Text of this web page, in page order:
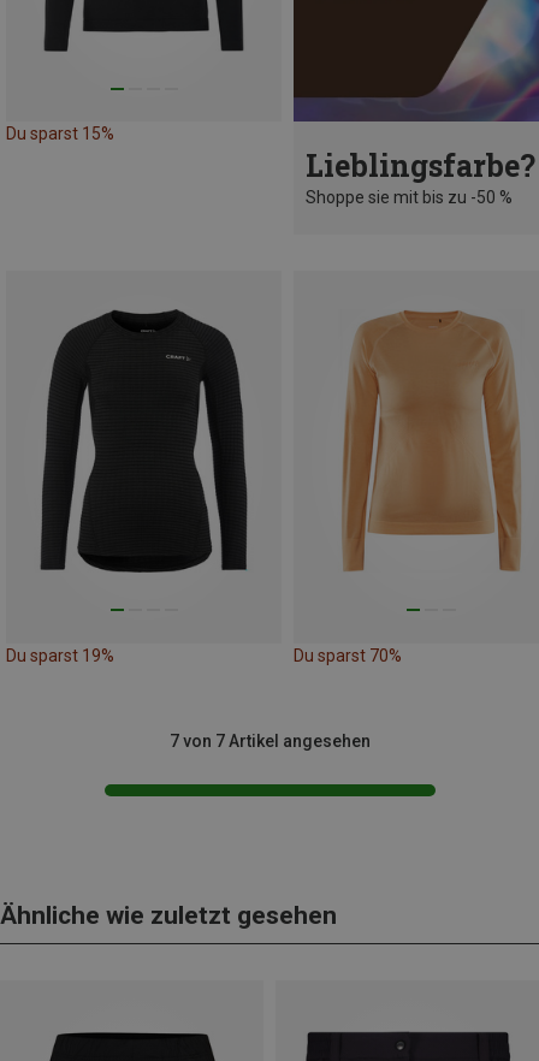
Du sparst 15%
Lieblingsfarbe?
Shoppe sie mit bis zu -50 %
Du sparst 19% Du sparst 70%
7 von 7 Artikel angesehen
Ähnliche wie zuletzt gesehen